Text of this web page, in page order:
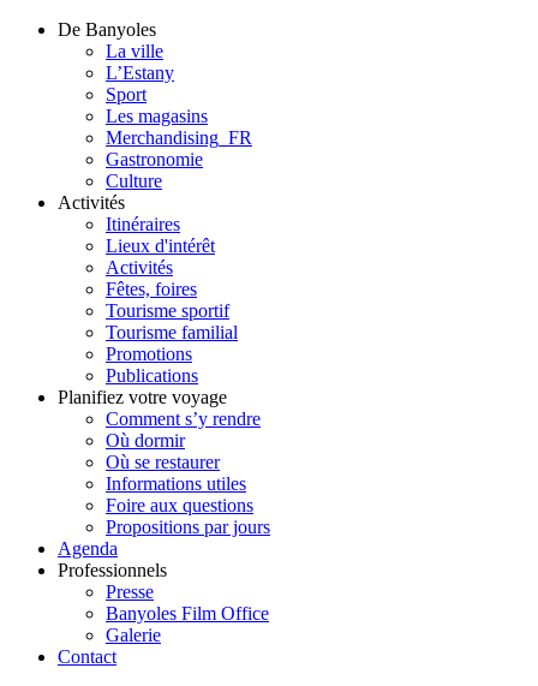
De Banyoles
La ville
L’Estany
Sport
Les magasins
Merchandising_FR
Gastronomie
Culture
Activités
Itinéraires
Lieux d'intérêt
Activités
Fêtes, foires
Tourisme sportif
Tourisme familial
Promotions
Publications
Planifiez votre voyage
Comment s’y rendre
Où dormir
Où se restaurer
Informations utiles
Foire aux questions
Propositions par jours
Agenda
Professionnels
Presse
Banyoles Film Office
Galerie
Contact